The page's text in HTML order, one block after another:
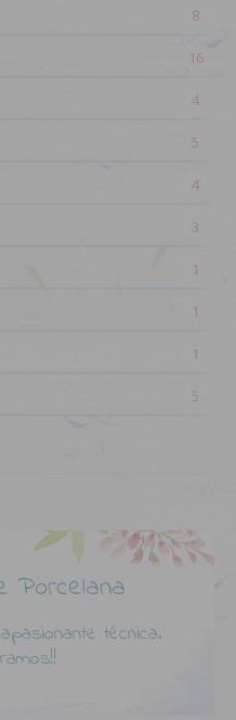
8
16
4
5
4
3
1
1
1
5
Porcelana
técnica.